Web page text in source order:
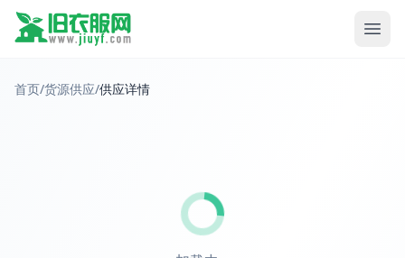
首页/货源供应/供应详情